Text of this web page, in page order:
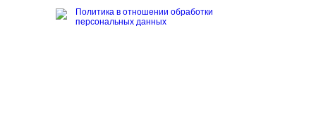
Политика в отношении обработки
персональных данных